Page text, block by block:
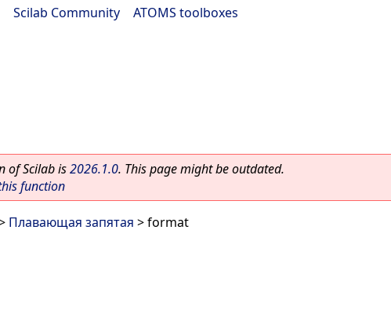
Scilab Community ATOMS toolboxes
of Scilab is2026.1.0. This page might be outdated.
function
Плавающая запятая > format